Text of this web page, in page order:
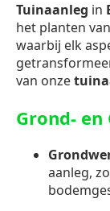
Tuinaanleg in
het planten
waarbij elk
van onze
Grond-
aanleg,